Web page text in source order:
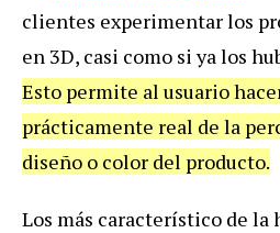
clientes experimentar los
en 3D, casi como si ya los
Esto permite al usuario
prácticamente real de la
diseño o color del producto.
Los más característico de la